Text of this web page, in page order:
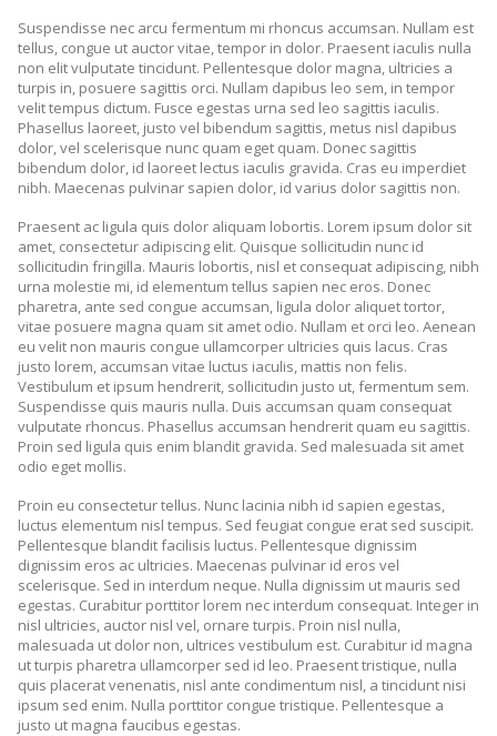
Suspendisse nec arcu fermentum mi rhoncus accumsan. Nullam est
tellus, congue ut auctor vitae, tempor in dolor. Praesent iaculis nulla
non elit vulputate tincidunt. Pellentesque dolor magna, ultricies a
turpis in, posuere sagittis orci. Nullam dapibus leo sem, in tempor
velit tempus dictum. Fusce egestas urna sed leo sagittis iaculis.
Phasellus laoreet, justo vel bibendum sagittis, metus nisl dapibus
dolor, vel scelerisque nunc quam eget quam. Donec sagittis
bibendum dolor, id laoreet lectus iaculis gravida. Cras eu imperdiet
nibh. Maecenas pulvinar sapien dolor, id varius dolor sagittis non.
Praesent ac ligula quis dolor aliquam lobortis. Lorem ipsum dolor sit
amet, consectetur adipiscing elit. Quisque sollicitudin nunc id
sollicitudin fringilla. Mauris lobortis, nisl et consequat adipiscing, nibh
urna molestie mi, id elementum tellus sapien nec eros. Donec
pharetra, ante sed congue accumsan, ligula dolor aliquet tortor,
vitae posuere magna quam sit amet odio. Nullam et orci leo. Aenean
eu velit non mauris congue ullamcorper ultricies quis lacus. Cras
justo lorem, accumsan vitae luctus iaculis, mattis non felis.
Vestibulum et ipsum hendrerit, sollicitudin justo ut, fermentum sem.
Suspendisse quis mauris nulla. Duis accumsan quam consequat
vulputate rhoncus. Phasellus accumsan hendrerit quam eu sagittis.
Proin sed ligula quis enim blandit gravida. Sed malesuada sit amet
odio eget mollis.
Proin eu consectetur tellus. Nunc lacinia nibh id sapien egestas,
luctus elementum nisl tempus. Sed feugiat congue erat sed suscipit.
Pellentesque blandit facilisis luctus. Pellentesque dignissim
dignissim eros ac ultricies. Maecenas pulvinar id eros vel
scelerisque. Sed in interdum neque. Nulla dignissim ut mauris sed
egestas. Curabitur porttitor lorem nec interdum consequat. Integer in
nisl ultricies, auctor nisl vel, ornare turpis. Proin nisl nulla,
malesuada ut dolor non, ultrices vestibulum est. Curabitur id magna
ut turpis pharetra ullamcorper sed id leo. Praesent tristique, nulla
quis placerat venenatis, nisl ante condimentum nisl, a tincidunt nisi
ipsum sed enim. Nulla porttitor congue tristique. Pellentesque a
justo ut magna faucibus egestas.